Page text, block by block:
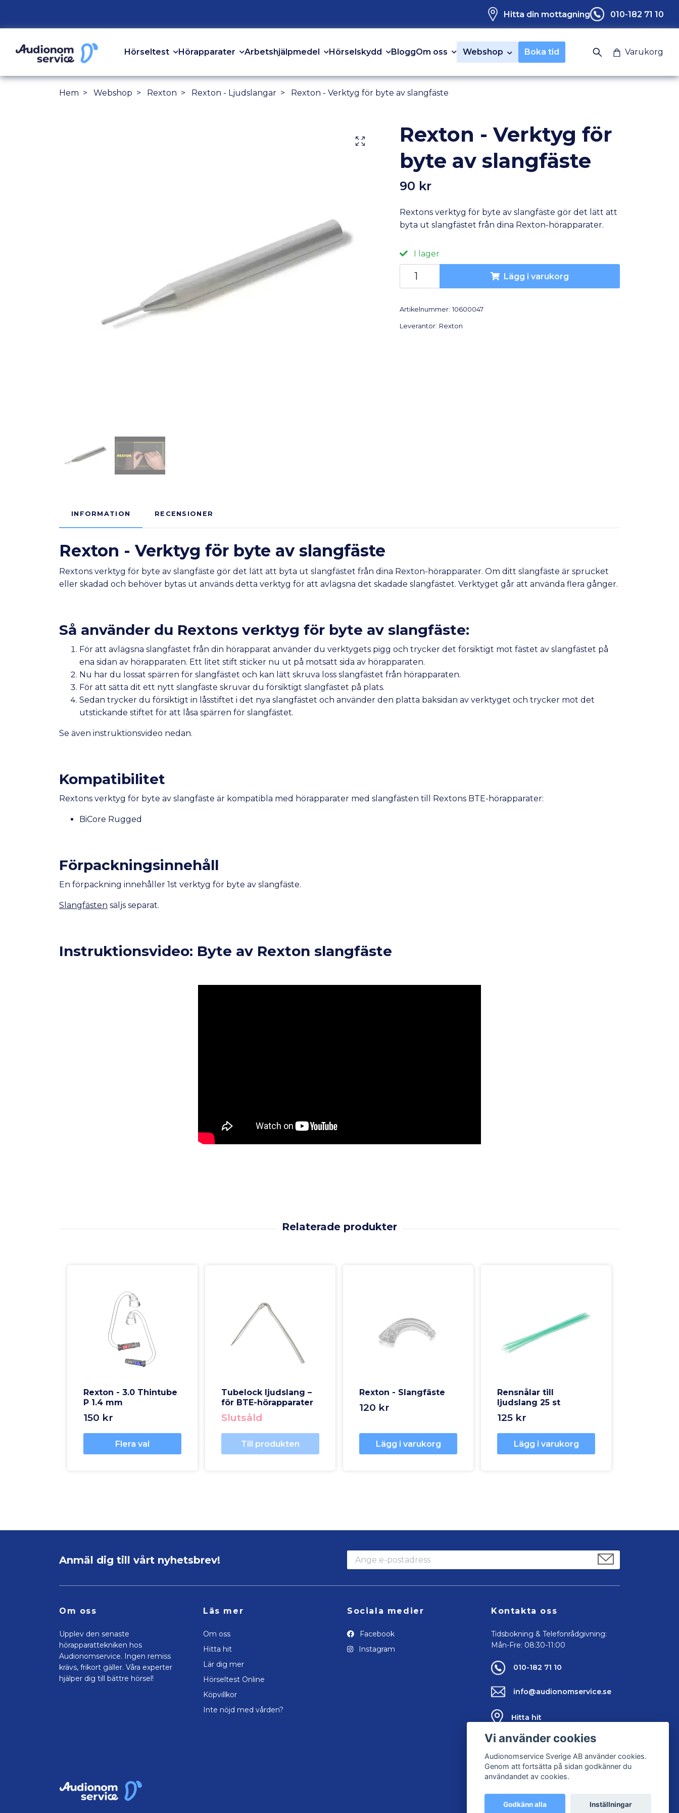
Hitta din mottagning 010-182 71 10
Hörseltest Hörapparater Arbetshjälpmedel Hörselskydd BloggOm oss Webshop Boka tid Varukorg
Hem Webshop Rexton Rexton - Ljudslangar Rexton - Verktyg för byte av slangfäste
Rexton - Verktyg för
byte av slangfäste
90 kr
Rextons verktyg för byte av slangfäste gör det lätt att
byta ut slangfästet från dina Rexton-hörapparater.
I lager
Lägg i varukorg
Artikelnummer: 10600047
Leverantör: Rexton
INFORMATION RECENSIONER
Rexton - Verktyg för byte av slangfäste
Rextons verktyg för byte av slangfäste gör det lätt att byta ut slangfästet från dina Rexton-hörapparater. Om ditt slangfäste är sprucket
eller skadad och behöver bytas ut används detta verktyg för att avlägsna det skadade slangfästet. Verktyget går att använda flera gånger.
Så använder du Rextons verktyg för byte av slangfäste:
För att avlägsna slangfästet från din hörapparat använder du verktygets pigg och trycker det försiktigt mot fästet av slangfästet på
ena sidan av hörapparaten. Ett litet stift sticker nu ut på motsatt sida av hörapparaten.
Nu har du lossat spärren för slangfästet och kan lätt skruva loss slangfästet från hörapparaten.
För att sätta dit ett nytt slangfäste skruvar du försiktigt slangfästet på plats.
Sedan trycker du försiktigt in låsstiftet i det nya slangfästet och använder den platta baksidan av verktyget och trycker mot det
utstickande stiftet för att låsa spärren för slangfästet.
Se även instruktionsvideo nedan.
Kompatibilitet
Rextons verktyg för byte av slangfäste är kompatibla med hörapparater med slangfästen till Rextons BTE-hörapparater:
BiCore Rugged
Förpackningsinnehåll
En förpackning innehåller 1st verktyg för byte av slangfäste.
Slangfästen säljs separat.
Instruktionsvideo: Byte av Rexton slangfäste
Rexton - 3.0 Thintube
P 1.4 mm
150 kr
Flera val
Tubelock ljudslang –
för BTE-hörapparater
Slutsåld
Till produkten
Rexton - Slangfäste
120 kr
Lägg i varukorg
Rensnålar till
ljudslang 25 st
125 kr
Lägg i varukorg
Anmäl dig till vårt nyhetsbrev!
Om oss
Upplev den senaste
hörapparattekniken hos
Audionomservice. Ingen remiss
krävs, frikort gäller. Våra experter
hjälper dig till bättre hörsel!
Läs mer
Om oss
Hitta hit
Lär dig mer
Hörseltest Online
Köpvillkor
Inte nöjd med vården?
Sociala medier
Facebook
Instagram
Kontakta oss
Tidsbokning & Telefonrådgivning:
Mån-Fre: 08:30-11:00
010-182 71 10
info@audionomservice.se
Hitta hit
Vi använder cookies
Audionomservice Sverige AB använder cookies.
Genom att fortsätta på sidan godkänner du
användandet av cookies.
Godkänn alla Inställningar